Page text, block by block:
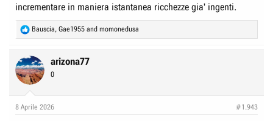
incrementare in maniera istantanea ricchezze gia' ingenti.
R
e
c
t
i
s
Bauscia, Gae1955 and momonedusa
arizona77
0
8 Aprile 2026 #1.943